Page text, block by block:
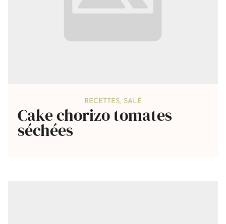
RECETTES, SALÉ
Cake chorizo tomates
séchées